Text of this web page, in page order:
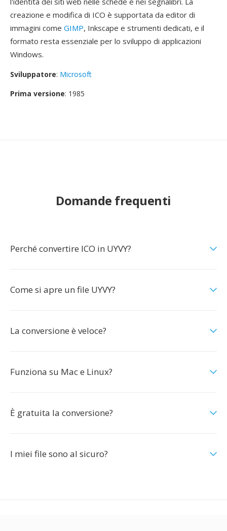
creazione e modifica di ICO è supportata da editor di
immagini come GIMP, Inkscape e strumenti dedicati, e il
formato resta essenziale per lo sviluppo di applicazioni
Windows.
Sviluppatore: Microsoft
Prima versione: 1985
Domande frequenti
Perché convertire ICO in UYVY?
Come si apre un file UYVY?
La conversione è veloce?
Funziona su Mac e Linux?
È gratuita la conversione?
I miei file sono al sicuro?